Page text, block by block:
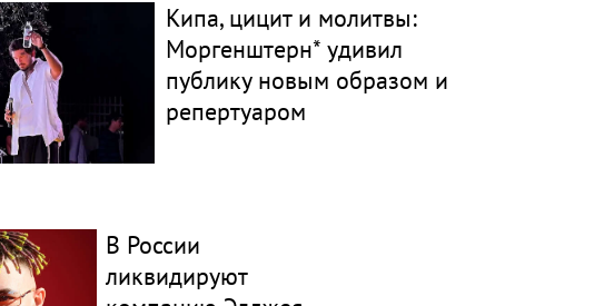
Кипа, цицит и молитвы:
Моргенштерн* удивил
публику новым образом и
репертуаром
В России
ликвидируют